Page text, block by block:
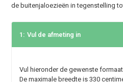
de buitenjaloezieën in tegenstelling
1: Vul de afmeting in
Vul hieronder de gewenste
De maximale breedte is 330